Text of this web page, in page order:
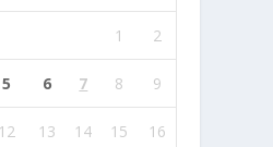
1 2
5 6 7 8 9
12 13 14 15 16